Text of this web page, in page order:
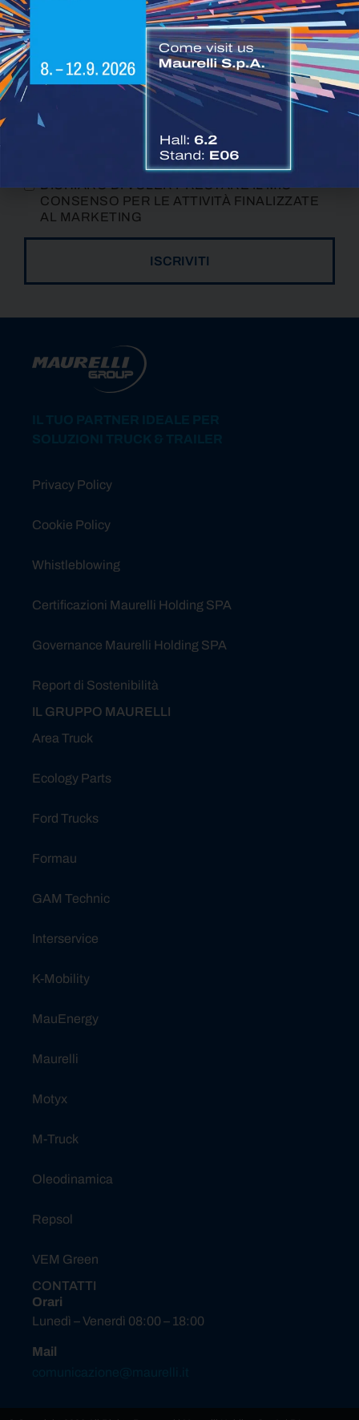
Iscriviti alla newsletter
DICHIARO DI PRENDERE VISIONE
INFORMATIVARESA AI SENSI DEGLI
ARTT. 13 E SS DEL GDPR
DICHIARO DI VOLER PRESTARE IL MIO
CONSENSO PER LE ATTIVITÀ FINALIZZATE
AL MARKETING
ISCRIVITI
Privacy Policy
Cookie Policy
Whistleblowing
Certificazioni Maurelli Holding SPA
Governance Maurelli Holding SPA
Report di Sostenibilità
IL GRUPPO MAURELLI
Area Truck
Ecology Parts
Ford Trucks
Formau
GAM Technic
Interservice
K-Mobility
MauEnergy
Maurelli
Motyx
M-Truck
Oleodinamica
Repsol
VEM Green
CONTATTI
Orari
Lunedì – Venerdì 08:00 – 18:00
Mail